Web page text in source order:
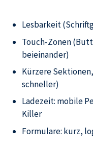
Lesbarkeit
Touch-Zonen
beieinander)
Kürzere
schneller)
Ladezeit: mobile
Killer
Formulare: kurz,